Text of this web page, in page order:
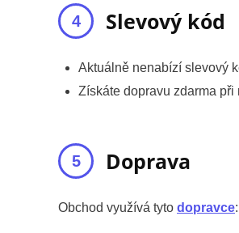
Slevový kód
Aktuálně nenabízí slevový
Získáte dopravu zdarma
Doprava
Obchod využívá tyto dopravce: